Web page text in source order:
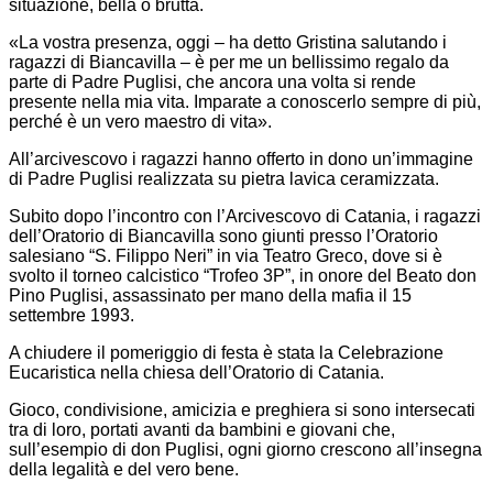
situazione, bella o brutta.
«La vostra presenza, oggi – ha detto Gristina salutando i
ragazzi di Biancavilla – è per me un bellissimo regalo da
parte di Padre Puglisi, che ancora una volta si rende
presente nella mia vita. Imparate a conoscerlo sempre di più,
perché è un vero maestro di vita».
All’arcivescovo i ragazzi hanno offerto in dono un’immagine
di Padre Puglisi realizzata su pietra lavica ceramizzata.
Subito dopo l’incontro con l’Arcivescovo di Catania, i ragazzi
dell’Oratorio di Biancavilla sono giunti presso l’Oratorio
salesiano “S. Filippo Neri” in via Teatro Greco, dove si è
svolto il torneo calcistico “Trofeo 3P”, in onore del Beato don
Pino Puglisi, assassinato per mano della mafia il 15
settembre 1993.
A chiudere il pomeriggio di festa è stata la Celebrazione
Eucaristica nella chiesa dell’Oratorio di Catania.
Gioco, condivisione, amicizia e preghiera si sono intersecati
tra di loro, portati avanti da bambini e giovani che,
sull’esempio di don Puglisi, ogni giorno crescono all’insegna
della legalità e del vero bene.